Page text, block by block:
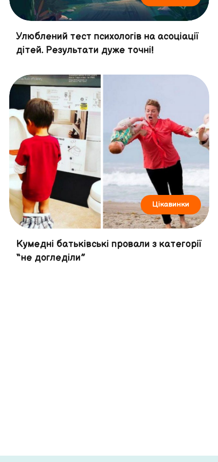
Улюблений тест психологів на асоціації
дітей. Результати дуже точні!
Цікавинки
Кумедні батьківські провали з категорії
“не догледіли”